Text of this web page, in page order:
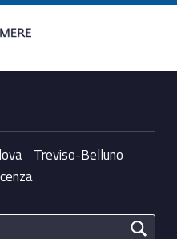
Unioncamere del Veneto
Treviso-Belluno